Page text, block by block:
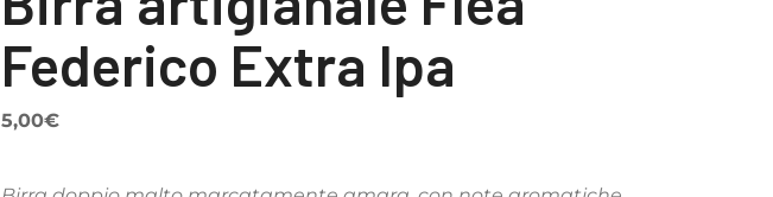
Federico Extra Ipa
5,00€